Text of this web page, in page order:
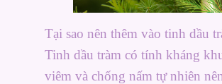
Tại sao nên thêm vào tinh dầu
Tinh dầu tràm có tính kháng
viêm và chống nấm tự nhiên